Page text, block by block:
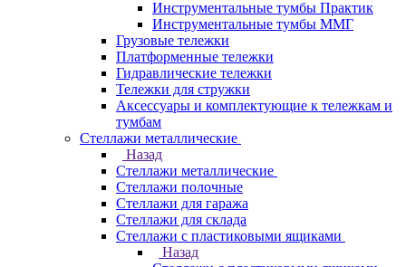
Инструментальные тумбы Практик
Инструментальные тумбы ММГ
Грузовые тележки
Платформенные тележки
Гидравлические тележки
Тележки для стружки
Аксесcуары и комплектующие к тележкам и
тумбам
Стеллажи металлические
Назад
Стеллажи металлические
Стеллажи полочные
Стеллажи для гаража
Стеллажи для склада
Стеллажи с пластиковыми ящиками
Назад